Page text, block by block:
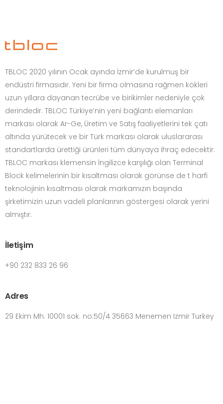
TBLOC 2020 yılının Ocak ayında İzmir’de kurulmuş bir
endüstri firmasıdır. Yeni bir firma olmasına rağmen kökleri
uzun yıllara dayanan tecrübe ve birikimler nedeniyle çok
derindedir. TBLOC Türkiye’nin yeni bağlantı elemanları
markası olarak Ar-Ge, Üretim ve Satış faaliyetlerini tek çatı
altında yürütecek ve bir Türk markası olarak uluslararası
standartlarda ürettiği ürünleri tüm dünyaya ihraç edecektir.
TBLOC markası klemensin İngilizce karşılığı olan Terminal
Block kelimelerinin bir kısaltması olarak görünse de t harfi
teknolojinin kısaltması olarak markamızın başında
şirketimizin uzun vadeli planlarının göstergesi olarak yerini
almıştır.
İletişim
+90 232 833 26 96
Adres
29 Ekim Mh. 10001 sok. no:50/4 35663 Menemen Izmir Turkey